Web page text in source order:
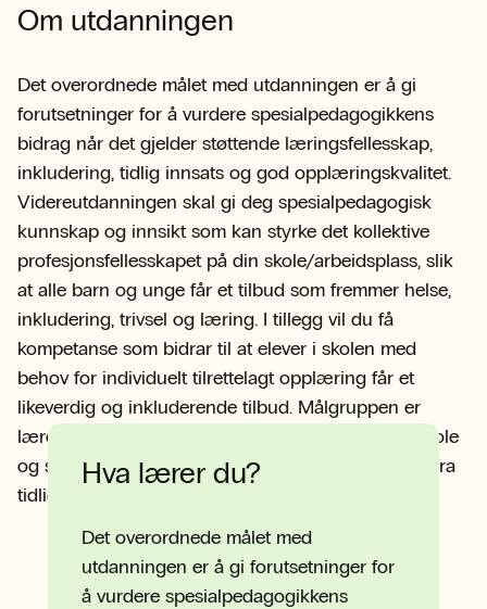
Om utdanningen
Det overordnede målet med utdanningen er å gi
forutsetninger for å vurdere spesialpedagogikkens
bidrag når det gjelder støttende læringsfellesskap,
inkludering, tidlig innsats og god opplæringskvalitet.
Videreutdanningen skal gi deg spesialpedagogisk
kunnskap og innsikt som kan styrke det kollektive
profesjonsfellesskapet på din skole/arbeidsplass, slik
at alle barn og unge får et tilbud som fremmer helse,
inkludering, trivsel og læring. I tillegg vil du få
kompetanse som bidrar til at elever i skolen med
behov for individuelt tilrettelagt opplæring får et
likeverdig og inkluderende tilbud. Målgruppen er
lærere og andre ansatte som arbeider opp imot skole
og som ikke har studiepoeng i spesialpedagogikk fra
tidligere.
Hva lærer du?
Det overordnede målet med
utdanningen er å gi forutsetninger for
å vurdere spesialpedagogikkens